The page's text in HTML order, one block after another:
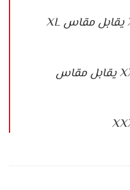
82cm-52cm مقاس XXL يقابل مقاس XL
84cm-54cm مقاس XXXL يقابل مقاس